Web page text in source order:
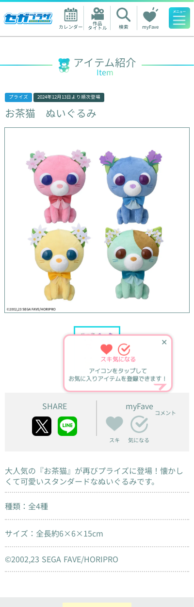
カレンダー 作品
タイトル 検索 myFave
人気ワード
アイテム紹介
Item
プライズ 2024年12月13日 より順次登場
お茶猫 ぬいぐるみ
✕
スキ気になる
アイコンをタップして
お気に入りアイテムを登録できます！
SHARE myFave
スキ 気になる
コメント
大人気の『お茶猫』が再びプライズに登場！懐かし
くて可愛いスタンダードなぬいぐるみです。
種類：全4種
サイズ：全長約6×6×15cm
©2002,23 SEGA FAVE/HORIPRO